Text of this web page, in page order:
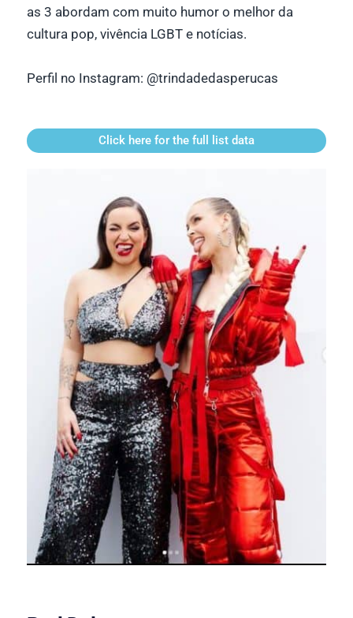
as 3 abordam com muito humor o melhor da
cultura pop, vivência LGBT e notícias.
Perfil no Instagram: @trindadedasperucas
Click here for the full list data